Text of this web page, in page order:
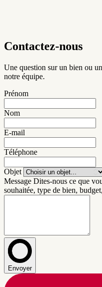
Contactez-nous
Une question sur un bien ou
notre équipe.
Prénom
Nom
E-mail
Téléphone
Objet
Message Dites-nous ce que
souhaitée, type de bien,
Envoyer